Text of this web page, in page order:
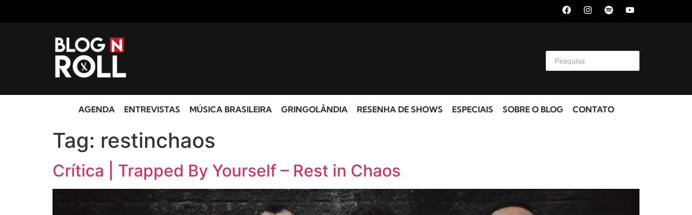
AGENDA ENTREVISTAS MÚSICA BRASILEIRA GRINGOLÂNDIA RESENHA DE SHOWS ESPECIAIS SOBRE O BLOG CONTATO
Tag: restinchaos
Crítica | Trapped By Yourself – Rest in Chaos